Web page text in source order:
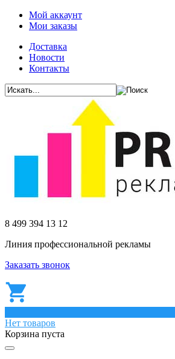
Мой аккаунт
Мои заказы
Доставка
Новости
Контакты
8 499 394 13 12
Линия профессиональной рекламы
Заказать звонок
Нет товаров
Корзина пуста